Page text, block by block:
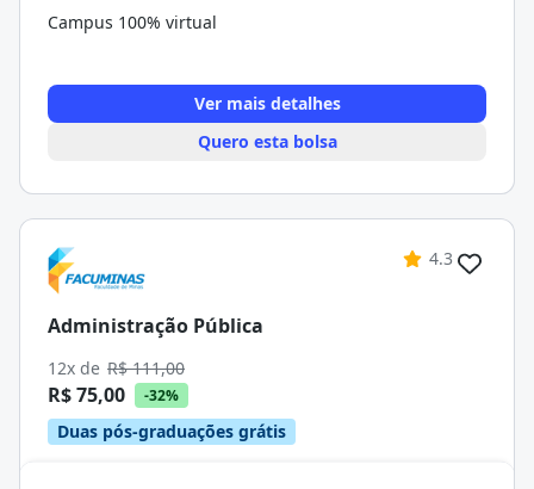
Campus 100% virtual
Ver mais detalhes
Quero esta bolsa
4.3
Administração Pública
12x de R$ 111,00
R$ 75,00 -32%
Duas pós-graduações grátis